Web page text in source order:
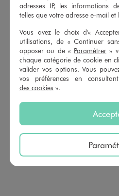
contrôle
Voir tous les avis sur ce site
5étoiles
4étoiles
3étoiles
étoiles
1étoile 0
adresses IP, les informations
telles que votre adresse e-mail
Vous avez le choix d'«
utilisations, de « Continuer
opposer ou de « Paramétrer »
chaque catégorie de cookie en
valider vos options. Vous
vos préférences en
des cookies ».